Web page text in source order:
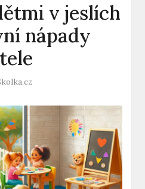
v jeslích
nápady